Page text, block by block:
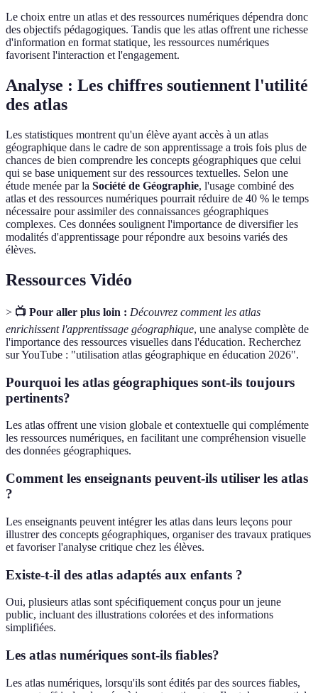
Le choix entre un atlas et des ressources numériques dépendra donc
des objectifs pédagogiques. Tandis que les atlas offrent une richesse
d'information en format statique, les ressources numériques
favorisent l'interaction et l'engagement.
Analyse : Les chiffres soutiennent l'utilité
des atlas
Les statistiques montrent qu'un élève ayant accès à un atlas
géographique dans le cadre de son apprentissage a trois fois plus de
chances de bien comprendre les concepts géographiques que celui
qui se base uniquement sur des ressources textuelles. Selon une
étude menée par la Société de Géographie, l'usage combiné des
atlas et des ressources numériques pourrait réduire de 40 % le temps
nécessaire pour assimiler des connaissances géographiques
complexes. Ces données soulignent l'importance de diversifier les
modalités d'apprentissage pour répondre aux besoins variés des
élèves.
Ressources Vidéo
> 📺 Pour aller plus loin : Découvrez comment les atlas
enrichissent l'apprentissage géographique, une analyse complète de
l'importance des ressources visuelles dans l'éducation. Recherchez
sur YouTube : "utilisation atlas géographique en éducation 2026".
Pourquoi les atlas géographiques sont-ils toujours
pertinents?
Les atlas offrent une vision globale et contextuelle qui complémente
les ressources numériques, en facilitant une compréhension visuelle
des données géographiques.
Comment les enseignants peuvent-ils utiliser les atlas
?
Les enseignants peuvent intégrer les atlas dans leurs leçons pour
illustrer des concepts géographiques, organiser des travaux pratiques
et favoriser l'analyse critique chez les élèves.
Existe-t-il des atlas adaptés aux enfants ?
Oui, plusieurs atlas sont spécifiquement conçus pour un jeune
public, incluant des illustrations colorées et des informations
simplifiées.
Les atlas numériques sont-ils fiables?
Les atlas numériques, lorsqu'ils sont édités par des sources fiables,